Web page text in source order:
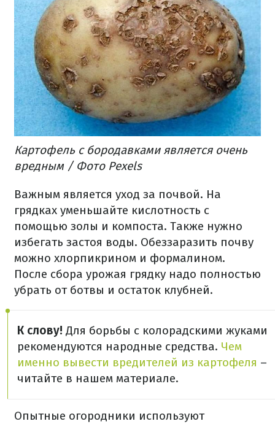
Картофель с бородавками является очень
вредным / Фото Pexels
Важным является уход за почвой. На
грядках уменьшайте кислотность с
помощью золы и компоста. Также нужно
избегать застоя воды. Обеззаразить почву
можно хлорпикрином и формалином.
После сбора урожая грядку надо полностью
убрать от ботвы и остаток клубней.
К слову! Для борьбы с колорадскими жуками
рекомендуются народные средства. Чем
именно вывести вредителей из картофеля –
читайте в нашем материале.
Опытные огородники используют